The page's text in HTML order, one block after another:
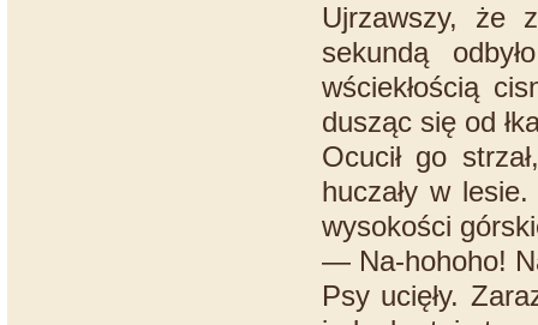
Ujrzawszy, że
sekundą
wściekłością
dusząc się od
Ocucił go
huczały w
wysokości
— Na-hohoho!
Psy ucięły.